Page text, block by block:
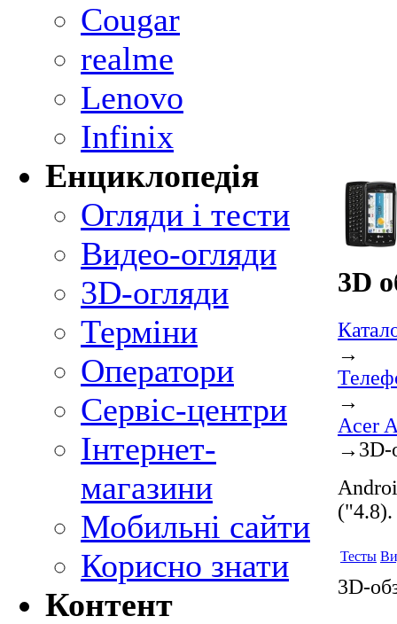
Cougar
realme
Lenovo
Infinix
Енциклопедія
Огляди і тести
Видео-огляди
3D-огляди
Терміни
Оператори
Сервіс-центри
Інтернет-
магазини
Мобильні сайти
Корисно знати
Контент
3D
→
→
Acer
→ 3D-
Тесты
3D-